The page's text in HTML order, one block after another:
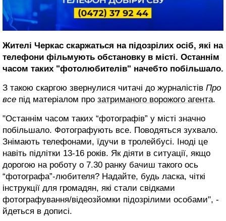
Жителі Черкас скаржаться на підозрілих осіб, які на
телефони фільмують обстановку в місті. Останнім
часом таких "фотолюбителів" начебто побільшало.
З такою скаргою звернулися читачі до журналістів Про
все під матеріалом про затриманого ворожого агента.
"Останнім часом таких “фотографів” у місті значно
побільшало. Фотографують все. Поводяться зухвало.
Знімають телефонами, їдучи в тролейбусі. Іноді це
навіть підлітки 13-16 років. Як діяти в ситуації, якщо
дорогою на роботу о 7.30 ранку бачиш такого ось
“фотографа”-любителя? Надайте, будь ласка, чіткі
інструкції для громадян, які стали свідками
фотографування/відеозйомки підозрілими особами", -
йдеться в дописі.